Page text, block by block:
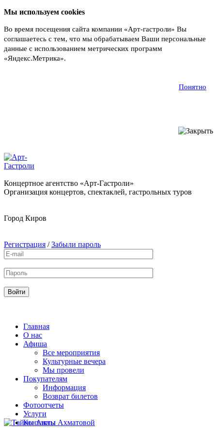
Мы используем cookies
Во время посещения сайта компании «Арт-гастроли» Вы
соглашаетесь с тем, что мы обрабатываем Ваши персональные
данные с использованием метрических программ
«Яндекс.Метрика».
Понятно
Концертное агентство «Арт-Гастроли»
Организация концертов, спектаклей, гастрольных туров
Город Киров
Регистрация / Забыли пароль
Главная
О нас
Афиша
Все мероприятия
Культурные вечера
Мы провели
Покупателям
Информация
Возврат билетов
Фотоотчеты
Услуги
Контакты